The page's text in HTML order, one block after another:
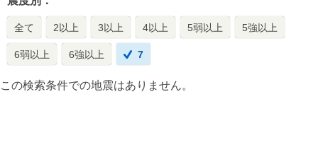
全て 2以上 3以上 4以上 5弱以上 5強以上
6弱以上 6強以上 7
この検索条件での地震はありません。